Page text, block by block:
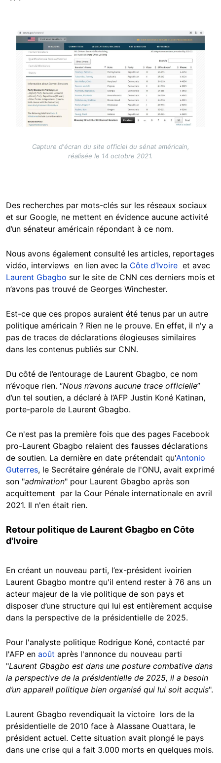
Image
Capture d'écran du site officiel du sénat américain,
réalisée le 14 octobre 2021.
Des recherches par mots-clés sur les réseaux sociaux
et sur Google, ne mettent en évidence aucune activité
d’un sénateur américain répondant à ce nom.
Nous avons également consulté les articles, reportages
vidéo, interviews en lien avec la Côte d’Ivoire et avec
Laurent Gbagbo sur le site de CNN ces derniers mois et
n’avons pas trouvé de Georges Winchester.
Est-ce que ces propos auraient été tenus par un autre
politique américain ? Rien ne le prouve. En effet, il n'y a
pas de traces de déclarations élogieuses similaires
dans les contenus publiés sur CNN.
Du côté de l’entourage de Laurent Gbagbo, ce nom
n’évoque rien. “Nous n’avons aucune trace officielle”
d’un tel soutien, a déclaré à l’AFP Justin Koné Katinan,
porte-parole de Laurent Gbagbo.
Ce n'est pas la première fois que des pages Facebook
pro-Laurent Gbagbo relaient des fausses déclarations
de soutien. La dernière en date prétendait qu'Antonio
Guterres, le Secrétaire générale de l'ONU, avait exprimé
son "admiration" pour Laurent Gbagbo après son
acquittement par la Cour Pénale internationale en avril
2021. Il n'en était rien.
Retour politique de Laurent Gbagbo en Côte
d'Ivoire
En créant un nouveau parti, l’ex-président ivoirien
Laurent Gbagbo montre qu'il entend rester à 76 ans un
acteur majeur de la vie politique de son pays et
disposer d’une structure qui lui est entièrement acquise
dans la perspective de la présidentielle de 2025.
Pour l'analyste politique Rodrigue Koné, contacté par
l'AFP en août après l'annonce du nouveau parti
"Laurent Gbagbo est dans une posture combative dans
la perspective de la présidentielle de 2025, il a besoin
d’un appareil politique bien organisé qui lui soit acquis".
Laurent Gbagbo revendiquait la victoire lors de la
présidentielle de 2010 face à Alassane Ouattara, le
président actuel. Cette situation avait plongé le pays
dans une crise qui a fait 3.000 morts en quelques mois.